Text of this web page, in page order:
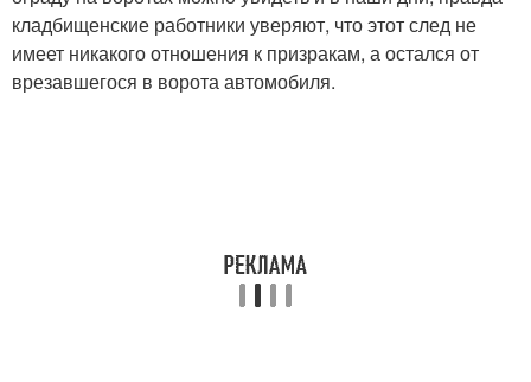
кладбищенские работники уверяют, что этот след не
имеет никакого отношения к призракам, а остался от
врезавшегося в ворота автомобиля.